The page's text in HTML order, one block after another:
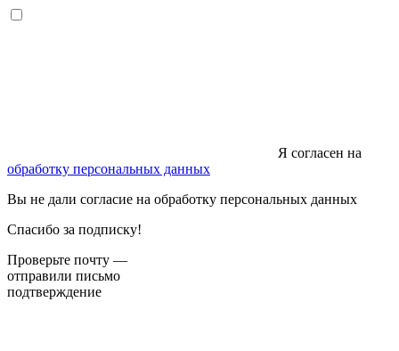
Я согласен на
обработку персональных данных
Вы не дали согласие на обработку персональных данных
Спасибо за подписку!
Проверьте почту —
отправили письмо
подтверждение